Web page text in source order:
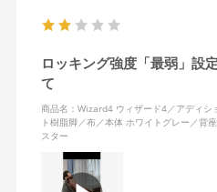
ロッキング強度「最弱」設
て
商品名：Wizard4 ウィザード4／アディシ
ト樹脂脚／布／本体 ホワイトグレー／背
スター